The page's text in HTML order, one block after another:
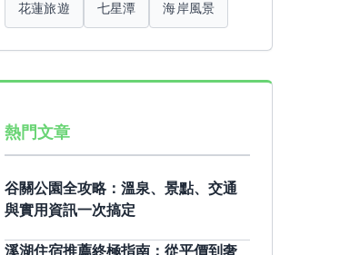
花蓮旅遊 七星潭 海岸風景
熱門文章
谷關公園全攻略：溫泉、景點、交通
與實用資訊一次搞定
溪湖住宿推薦終極指南：從平價到奢